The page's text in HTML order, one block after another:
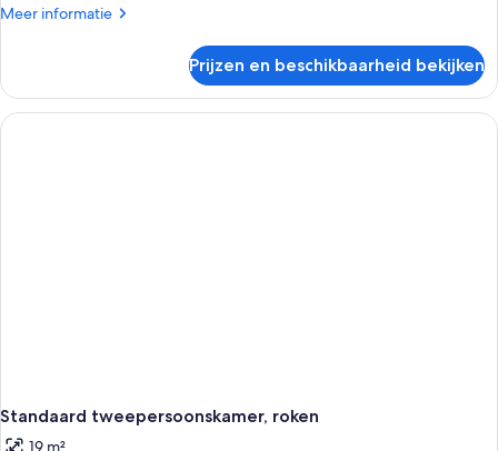
Meer informatie
Meer
tweepersoonskamer,
niet-
roken
Prijzen en beschikbaarheid bekijken
Standaard tweepersoonskamer, roken
19 m²